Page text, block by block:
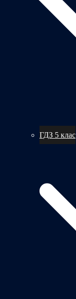
ГДЗ 5 клас